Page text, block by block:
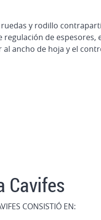
y rodillo
regulación de
ancho de hoja y el
Cavifes
CONSISTIÓ EN: